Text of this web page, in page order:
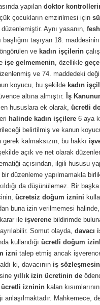
yapılandoktor
çocukların emzirilmesi için
düzenlemiştir. Aynı yasanın,
başlığını taşıyan 18.
ve kadın işçilerin
işe gelmemenin, özellikle
ve 74. maddedeki
koyucu, bu şekilde kadın
altına almıştır. İş
hususlara ek olarak,ücretli
halinde kadın işçilere 6 aya
belirtilmiş ve kanun
gerek kalmaksızın, bu hakkı
açık ve net olarak
açısından, ilgili hususu
bir düzenleme yapılmamakla
da düşünülemez. Bir
ücretsiz doğum iznini
buna izin verilmemesi halinde,
ile işverene bildirimde
ayrılabilir. Somut olayda,davacı
kullandığıücretli doğum
izni talep etmiş ancak
ki, davacının iş
yıllık izin ücretinin de
ücretli izninin kalan
anlaşılmaktadır. Mahkemece,